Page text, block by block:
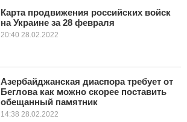
ШОУ-БИЗНЕС
ЭГОИЗМ
БЛОГ
Карта продвижения российских войск
на Украине за 28 февраля
20:40 28.02.2022
Азербайджанская диаспора требует от
Беглова как можно скорее поставить
обещанный памятник
14:38 28.02.2022